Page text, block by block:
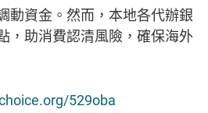
動資金。然而，本地各代辦銀
，助消費認清風險，確保海外
529oba